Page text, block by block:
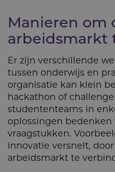
Manieren om
arbeidsmarkt
Er zijn verschillende
tussen onderwijs en
organisatie kan klein
hackathon of
studententeams in
oplossingen bedenken
vraagstukken.
innovatie versnelt,
arbeidsmarkt te